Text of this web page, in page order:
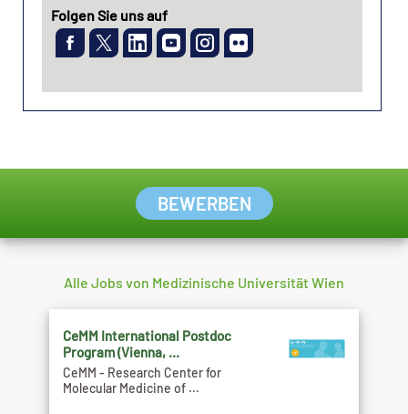
Folgen Sie uns auf
BEWERBEN
Alle Jobs von Medizinische Universität Wien
CeMM International Postdoc
Program (Vienna, ...
CeMM - Research Center for
Molecular Medicine of ...